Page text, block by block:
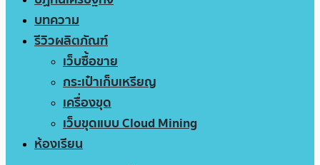
บทความ
รีวิวผลิตภัณฑ์
เว็บซื้อขาย
กระเป๋าเก็บเหรียญ
เครื่องขุด
เว็บขุดแบบ Cloud Mining
ห้องเรียน